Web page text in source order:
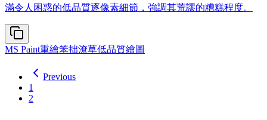
滿令人困惑的低品質逐像素細節，強調其荒謬的糟糕程度。
MS Paint重繪笨拙潦草低品質繪圖
Previous
1
2